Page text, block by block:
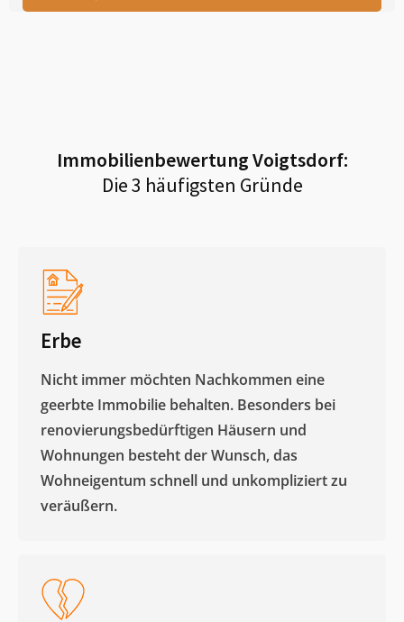
ImmobilienbewertungVoigtsdorf:
Die 3 häufigsten Gründe
Erbe
Nicht immer möchten Nachkommen eine
geerbte Immobilie behalten. Besonders bei
renovierungsbedürftigen Häusern und
Wohnungen besteht der Wunsch, das
Wohneigentum schnell und unkompliziert zu
veräußern. ​